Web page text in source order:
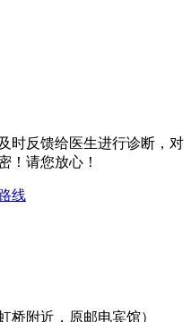
时反馈给医生进行诊断，对
！请您放心！
线
桥附近，原邮电宾馆）